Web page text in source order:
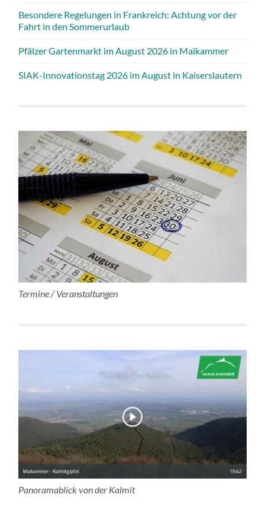
Besondere Regelungen in Frankreich: Achtung vor der
Fahrt in den Sommerurlaub
Pfälzer Gartenmarkt im August 2026 in Maikammer
SIAK-Innovationstag 2026 im August in Kaiserslautern
Termine / Veranstaltungen
Panoramablick von der Kalmit